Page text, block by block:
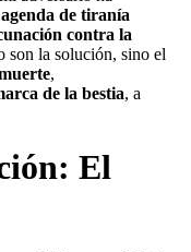
agenda de tiranía
contra la
son la solución, sino el
,
de la bestia, a
El